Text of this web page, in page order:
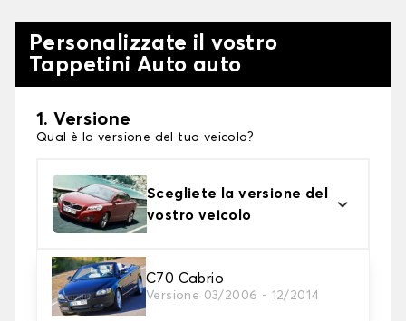
Personalizzate il vostro
Tappetini Auto auto
1. Versione
Qual è la versione del tuo veicolo?
Scegliete la versione del
vostro veicolo
C70 Cabrio
Versione 03/2006 - 12/2014
2. Materiale
Scegli il materiale del tappetini auto